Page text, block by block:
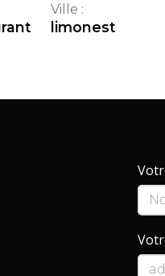
Ville :
limonest